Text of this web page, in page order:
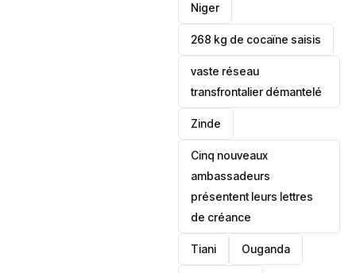
‎Niger
268 kg de cocaïne saisis
vaste réseau
transfrontalier démantelé
Zinde
Cinq nouveaux
ambassadeurs
présentent leurs lettres
de créance
Tiani ‎Ouganda